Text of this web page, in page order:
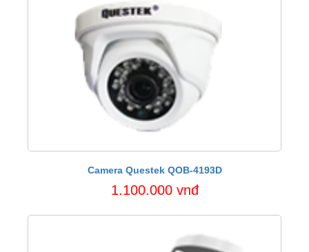
Camera Questek QOB-4193D
1.100.000 vnđ